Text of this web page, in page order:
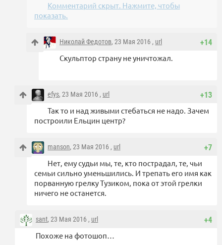
Комментарий скрыт. Нажмите, чтобы
показать.
+14
Николай Федотов, 23 Мая 2016 , url
Скульптор страну не уничтожал.
+13
efys, 23 Мая 2016 , url
Так то и над живыми стебаться не надо. Зачем
построили Ельцин центр?
+7
manson, 23 Мая 2016 , url
Нет, ему судьи мы, те, кто пострадал, те, чьи
семьи сильно уменьшились. И трепать его имя как
порванную грелку Тузиком, пока от этой грелки
ничего не останется.
+4
sant, 23 Мая 2016 , url
Похоже на фотошоп…